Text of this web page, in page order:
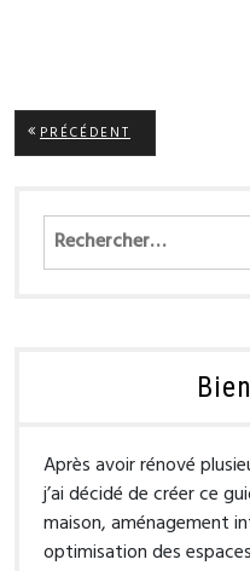
Navigation
de
PRÉCÉDENT
PRÉCÉDENT:
Rechercher :
Après avoir rénové
j’ai décidé de créer ce
maison, aménagement
optimisation des